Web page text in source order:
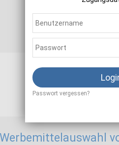
2,00 - 5,00 %
Als Affiliate
Werbemittelauswahl
Passwort vergessen?